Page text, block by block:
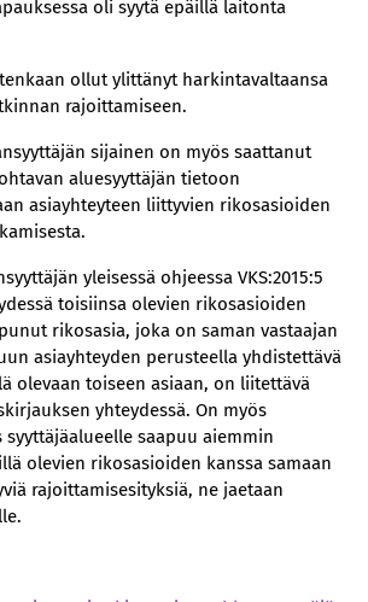
oli syytä epäillä laitonta
ollut ylittänyt harkintavaltaansa
rajoittamiseen.
sijainen on myös saattanut
aluesyyttäjän tietoon
asiayhteyteen liittyvien rikosasioiden
yleisessä ohjeessa VKS:2015:5
toisiinsa olevien rikosasioiden
rikosasia, joka on saman vastaajan
asiayhteyden perusteella yhdistettävä
olevaan toiseen asiaan, on liitettävä
yhteydessä. On myös
syyttäjäalueelle saapuu aiemmin
olevien rikosasioiden kanssa samaan
rajoittamisesityksiä, ne jaetaan